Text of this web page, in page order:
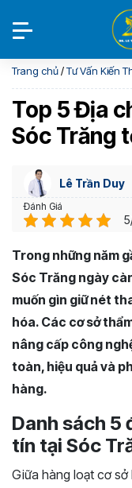
Trang chủ/Tư Vấn Kiến
Top 5 Địa
Sóc Trăng
Lê Trần Duy
Đánh Giá
Trong những năm
Sóc Trăng ngày
muốn gìn giữ nét
hóa. Các cơ sở
nâng cấp công
toàn, hiệu quả và
hàng.
Danh sách 5
tín tại Sóc
Giữa hàng loạt cơ